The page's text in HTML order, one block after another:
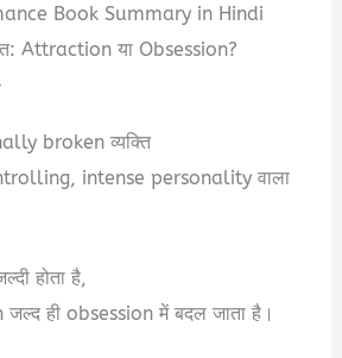
Book Summary in Hindi
Attraction या Obsession?
broken व्यक्ति
intense personality वाला
होता है,
ही obsession में बदल जाता है।